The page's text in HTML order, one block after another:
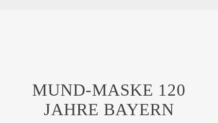
MUND-MASKE 120
JAHRE BAYERN